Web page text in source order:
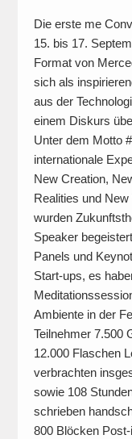
Die erste me
15. bis 17.
Format von
sich als
aus der
einem Diskurs
Unter dem Motto
internationale
New Creation,
Realities und
wurden
Speaker
Panels und
Start-ups, es
Ambiente in der
Teilnehmer 7.500
12.000 Flaschen
verbrachten
sowie 108
schrieben
800 Blöcken